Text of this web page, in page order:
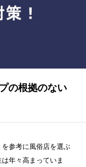
の根拠のない
参考に風俗店を選ぶ
年々高まっていま